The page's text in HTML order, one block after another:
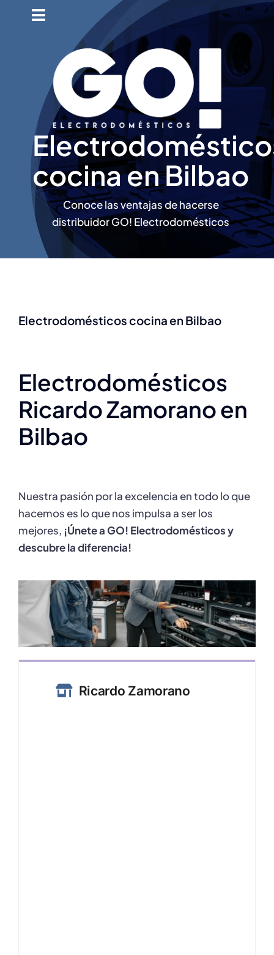
Toggle
Navigation
Ventajas GO!
Promociones
Distribuidores
Opiniones
Contacto
cocina en Bilbao
Conoce las ventajas de hacerse
distribuidor GO! Electrodomésticos
Electrodomésticos cocina en Bilbao
Electrodomésticos
Ricardo Zamorano en
Bilbao
Nuestra pasión por la excelencia en todo lo que
hacemos es lo que nos impulsa a ser los
mejores, ¡Únete a GO! Electrodomésticos y
descubre la diferencia!
Ricardo Zamorano